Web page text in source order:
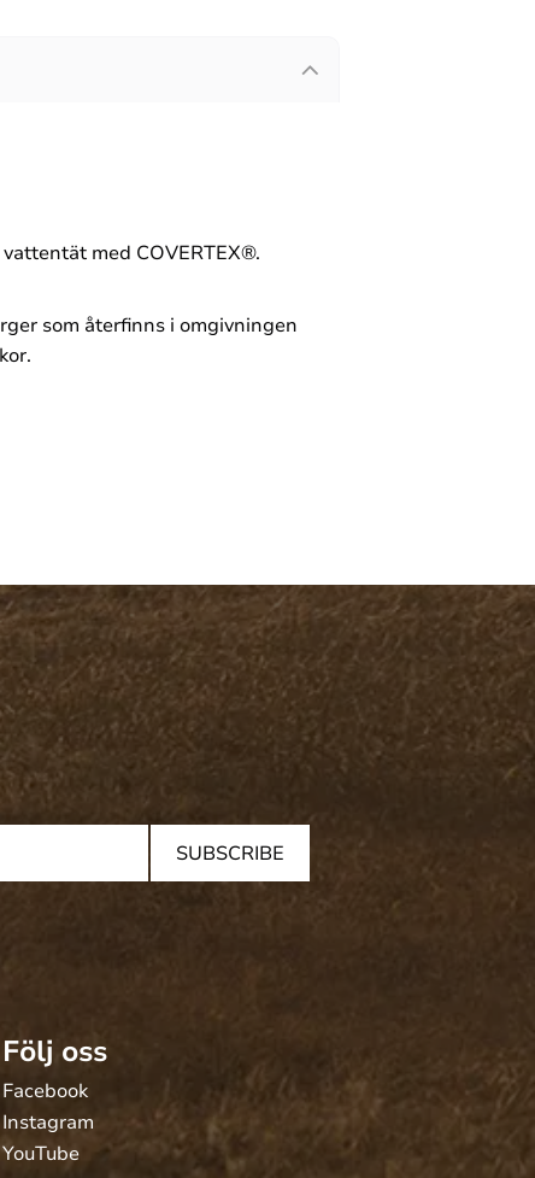
med COVERTEX®.
som återfinns i omgivningen
SUBSCRIBE
Följ oss
Facebook
Instagram
YouTube